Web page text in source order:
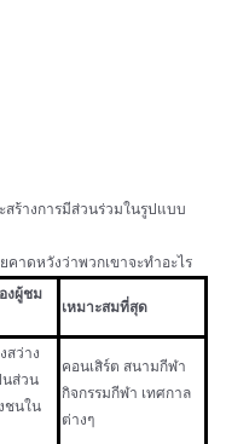
างการมีส่วนร่วมในรูปแบบ
าดหวังว่าพวกเขาจะทำอะไร
งผู้ชม
เหมาะสมที่สุด
สว่าง
นส่วน
ชนใน
คอนเสิร์ต สนามกีฬา
กิจกรรมกีฬา เทศกาล
ต่างๆ